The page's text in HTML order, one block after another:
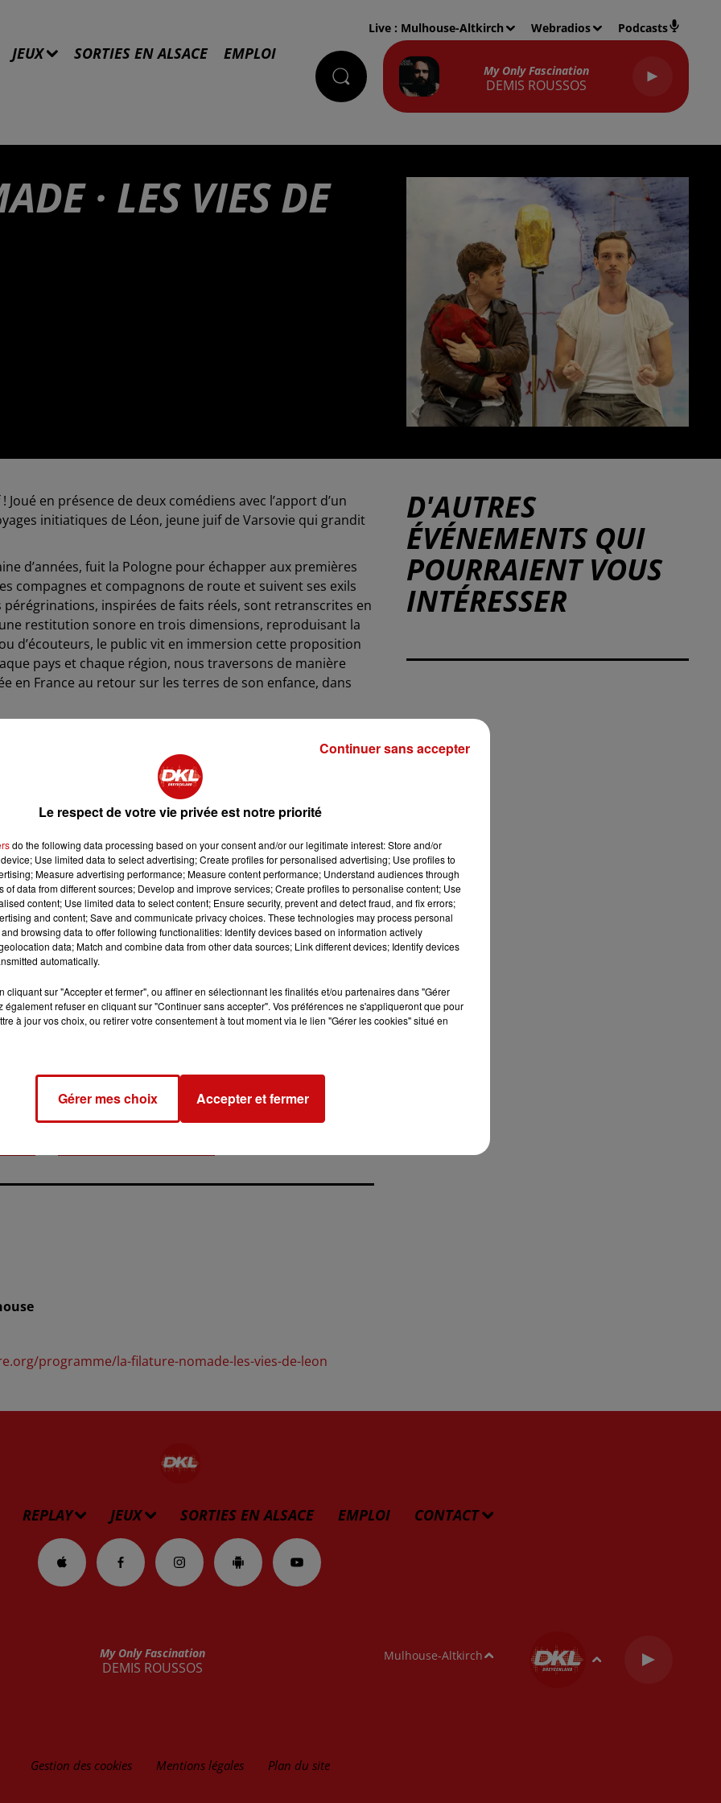
JEUX SORTIES EN ALSACE EMPLOI
Live : Mulhouse-Altkirch Webradios Podcasts
My Only Fascination
DEMIS ROUSSOS
· LES VIES DE
en présence de deux comédiens avec l’apport d’un
initiatiques de Léon, jeune juif de Varsovie qui grandit
d’années, fuit la Pologne pour échapper aux premières
compagnes et compagnons de route et suivent ses exils
pérégrinations, inspirées de faits réels, sont retranscrites en
restitution sonore en trois dimensions, reproduisant la
d’écouteurs, le public vit en immersion cette proposition
pays et chaque région, nous traversons de manière
en France au retour sur les terres de son enfance, dans
& Culturel
du BOAT aux horaires d’ouverture
Cassin
programme/la-filature-nomade-les-vies-de-leon
D'AUTRES
ÉVÉNEMENTS QUI
POURRAIENT VOUS
INTÉRESSER
REPLAY JEUX SORTIES EN ALSACE EMPLOI CONTACT
My Only Fascination
DEMIS ROUSSOS
Mulhouse-Altkirch
Gestion des cookies Mentions légales Plan du site
Le respect de votre vie privée est notre priorité
do the following data processing based on your consent and/or our legitimate interest: Store and/or
Use limited data to select advertising; Create profiles for personalised advertising; Use profiles to
Measure advertising performance; Measure content performance; Understand audiences through
of data from different sources; Develop and improve services; Create profiles to personalise content; Use
content; Use limited data to select content; Ensure security, prevent and detect fraud, and fix errors;
and content; Save and communicate privacy choices. These technologies may process personal
browsing data to offer following functionalities: Identify devices based on information actively
data; Match and combine data from other data sources; Link different devices; Identify devices
automatically.
cliquant sur "Accepter et fermer", ou affiner en sélectionnant les finalités et/ou partenaires dans "Gérer
également refuser en cliquant sur "Continuer sans accepter". Vos préférences ne s'appliqueront que pour
à jour vos choix, ou retirer votre consentement à tout moment via le lien "Gérer les cookies" situé en
Gérer mes choix Accepter et fermer
Continuer sans accepter